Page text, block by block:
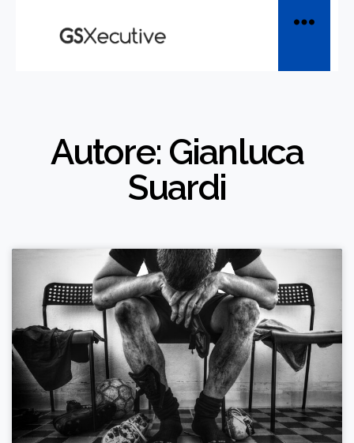
Autore: Gianluca
Suardi